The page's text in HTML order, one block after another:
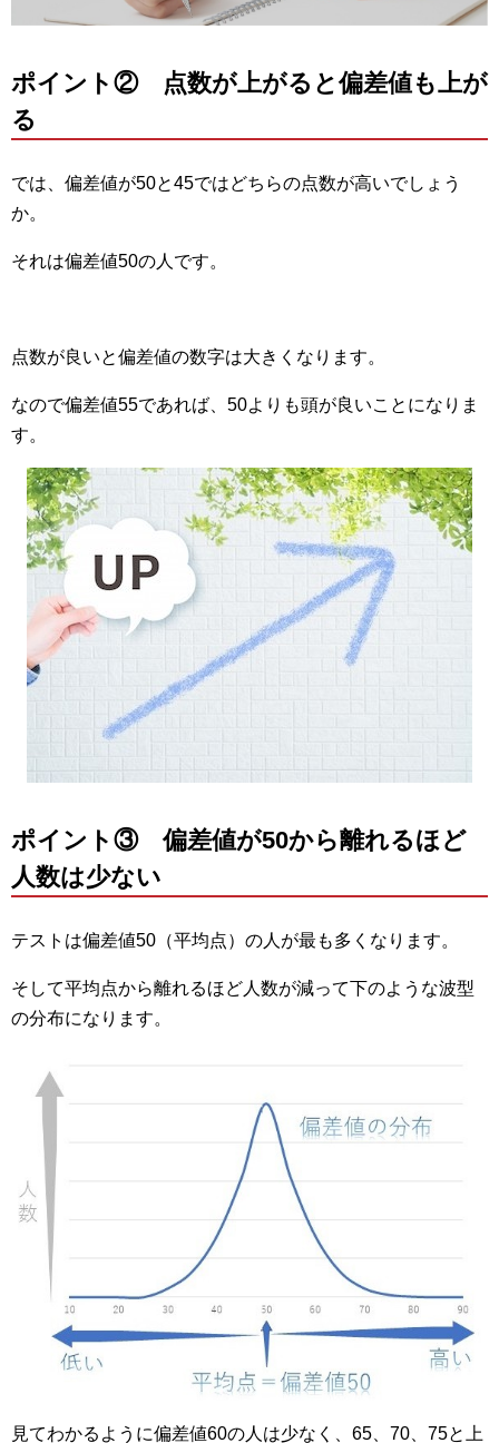
ポイント② 点数が上がると偏差値も上が
る
では、偏差値が50と45ではどちらの点数が高いでしょう
か。
それは偏差値50の人です。
点数が良いと偏差値の数字は大きくなります。
なので偏差値55であれば、50よりも頭が良いことになりま
す。
ポイント③ 偏差値が50から離れるほど
人数は少ない
テストは偏差値50（平均点）の人が最も多くなります。
そして平均点から離れるほど人数が減って下のような波型
の分布になります。
見てわかるように偏差値60の人は少なく、65、70、75と上